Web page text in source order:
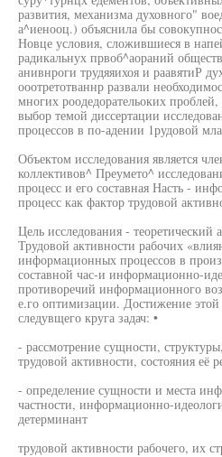
развития, механизма духовного"
а^иенооц.) объяснила бы
Новце условия, сложившиеся в
радикальнух првоб^аораний
анивнроги трудяяихоя и раавятиР
ооотретотваннр развали
многих роодедорательоких
выбор темой диссертации
процессов в по-адении 1рудовой
Объектом исследования является
коллективов^ Преумето^
процесс и его составная Насть -
процесс как фактор трудовой
Цель исследования - теоретический
Трудовой активности рабочих
информационных процессов в
составной час-и информационно-
противоречий информационного
е.го оптимизации. Достижение
следувщего круга задач: •
- рассмотрение сущности,
трудовой активности, состояния её
- определение сущности и места
частности, информационно-
детерминант
трудовой активности рабочего, их